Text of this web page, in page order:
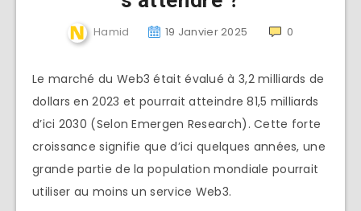
Hamid 19 Janvier 2025 0
Le marché du Web3 était évalué à 3,2 milliards de
dollars en 2023 et pourrait atteindre 81,5 milliards
d’ici 2030 (Selon Emergen Research). Cette forte
croissance signifie que d’ici quelques années, une
grande partie de la population mondiale pourrait
utiliser au moins un service Web3.